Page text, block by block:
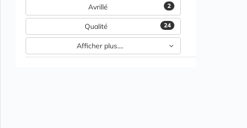
2
Avrillé
24
Qualité
Afficher plus....